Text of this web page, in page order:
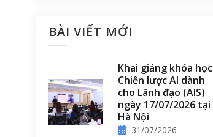
BÀI VIẾT MỚI
Khai giảng khóa học
Chiến lược AI dành
cho Lãnh đạo (AIS)
ngày 17/07/2026 tại
Hà Nội
31/07/2026